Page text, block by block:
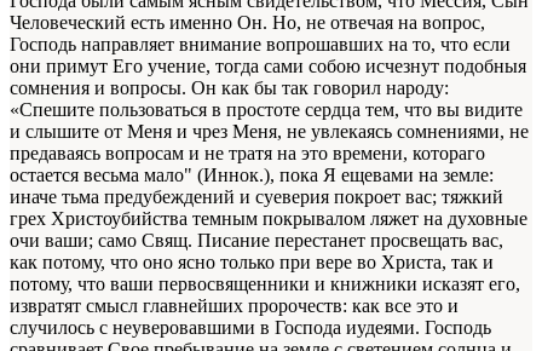
Человеческий есть именно Он. Но, не отвечая на вопрос,
Господь направляет внимание вопрошавших на то, что если
они примут Его учение, тогда сами собою исчезнут подобныя
сомнения и вопросы. Он как бы так говорил народу:
«Спешите пользоваться в простоте сердца тем, что вы видите
и слышите от Меня и чрез Меня, не увлекаясь сомнениями, не
предаваясь вопросам и не тратя на это времени, котораго
остается весьма мало" (Иннок.), пока Я ещевами на земле:
иначе тьма предубеждений и суеверия покроет вас; тяжкий
грех Христоубийства темным покрывалом ляжет на духовные
очи ваши; само Свящ. Писание перестанет просвещать вас,
как потому, что оно ясно только при вере во Христа, так и
потому, что ваши первосвященники и книжники исказят его,
извратят смысл главнейших пророчеств: как все это и
случилось с неуверовавшими в Господа иудеями. Господь